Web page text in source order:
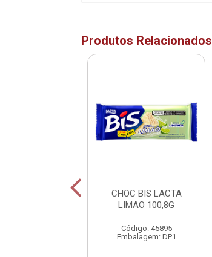
Produtos Relacionados
CHOC BIS LACTA
LIMAO 100,8G
Código: 45895
Embalagem: DP1